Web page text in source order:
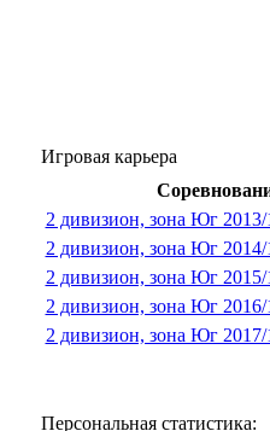
Игровая карьера
2 дивизион, зона Юг 2013/
2 дивизион, зона Юг 2014/
2 дивизион, зона Юг 2015/
2 дивизион, зона Юг 2016/
2 дивизион, зона Юг 2017/
Персональная статистика: